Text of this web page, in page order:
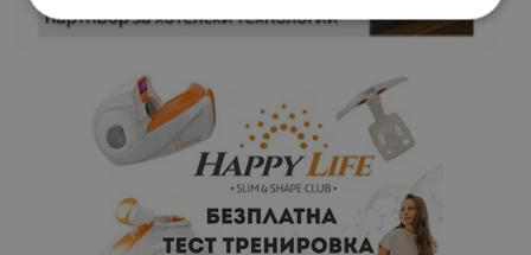
Таргетиране
Функционалност
Строго необходимите бисквитки позволяват
основната функционалност на уебсайта, като
потребителско влизане и управление на
акаунта. Уебсайтът не може да се използва
правилно без строго необходими бисквитки.